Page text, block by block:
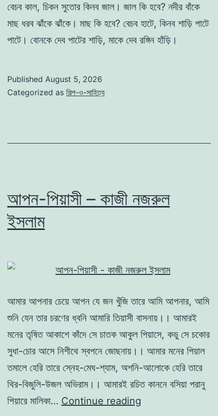
বেচব কাল, চিকন সুতোর কিনব জাল। জাল কি হবে? নদীর বাঁকে
মাছ ধরব ঝাঁকে ঝাঁকে। মাছ কি হবে? বেচব হাটে, কিনব শাড়ি পাটে
পাটে। বোনকে দেব পাটের শাড়ি, মাকে দেব রঙ্গিন হাঁড়ি।
Published August 5, 2026
Categorized as শিল্প-ও-সাহিত্য
আপন-পিয়াসী – কাজী নজরুল
ইসলাম
আমার আপনার চেয়ে আপন যে জন খুঁজি তারে আমি আপনার, আমি
শুনি যেন তার চরণের ধ্বনি আমারি তিয়াসী বাসনায়।। আমারই
মনের তৃষিত আকাশে কাঁদে সে চাতক আকুল পিয়াসে, কভু সে চকোর
সুধা-চোর আসে নিশীথে স্বপনে জোছনায়।। আমার মনের পিয়াল
তমালে হেরি তারে স্নেহ-মেঘ-শ্যাম, অশনি-আলোকে হেরি তারে
থির-বিজুলি-উজল অভিরাম।। আমারই রচিত কাননে বসিয়া পরানু
পিয়ারে মালিকা… Continue reading